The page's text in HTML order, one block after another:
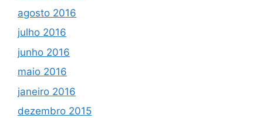
agosto 2016
julho 2016
junho 2016
maio 2016
janeiro 2016
dezembro 2015